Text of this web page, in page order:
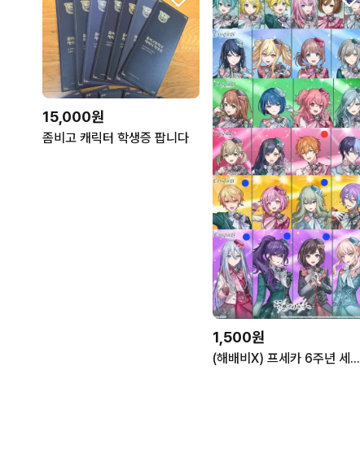
15,000원
좀비고 캐릭터 학생증 팝니다
1,500원
(해배비X) 프세카 6주년 세카라이 크로싱 이픽 카드 가선점 공구